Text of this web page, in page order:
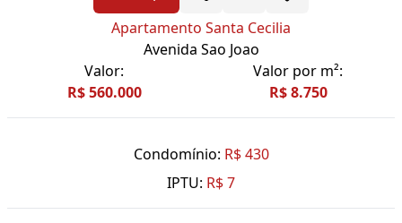
Apartamento Santa Cecilia
Avenida Sao Joao
Valor:
R$ 560.000
Valor por m²:
R$ 8.750
Condomínio: R$ 430
IPTU: R$ 7